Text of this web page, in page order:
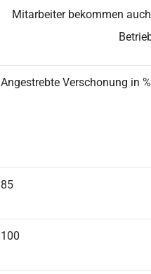
Mitarbeiter bekommen
Angestrebte Verschonung in %
85
100